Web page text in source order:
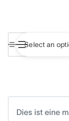
Dies ist eine